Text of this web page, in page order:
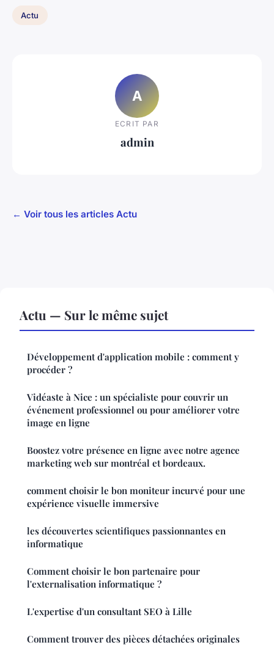
Actu
A
ECRIT PAR
admin
← Voir tous les articles Actu
Actu — Sur le même sujet
Développement d'application mobile : comment y
procéder ?
Vidéaste à Nice : un spécialiste pour couvrir un
événement professionnel ou pour améliorer votre
image en ligne
Boostez votre présence en ligne avec notre agence
marketing web sur montréal et bordeaux.
comment choisir le bon moniteur incurvé pour une
expérience visuelle immersive
les découvertes scientifiques passionnantes en
informatique
Comment choisir le bon partenaire pour
l'externalisation informatique ?
L'expertise d'un consultant SEO à Lille
Comment trouver des pièces détachées originales